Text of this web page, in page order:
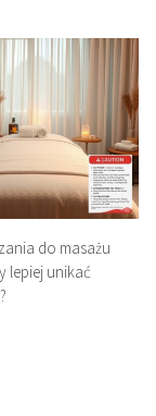
do masażu
lepiej unikać